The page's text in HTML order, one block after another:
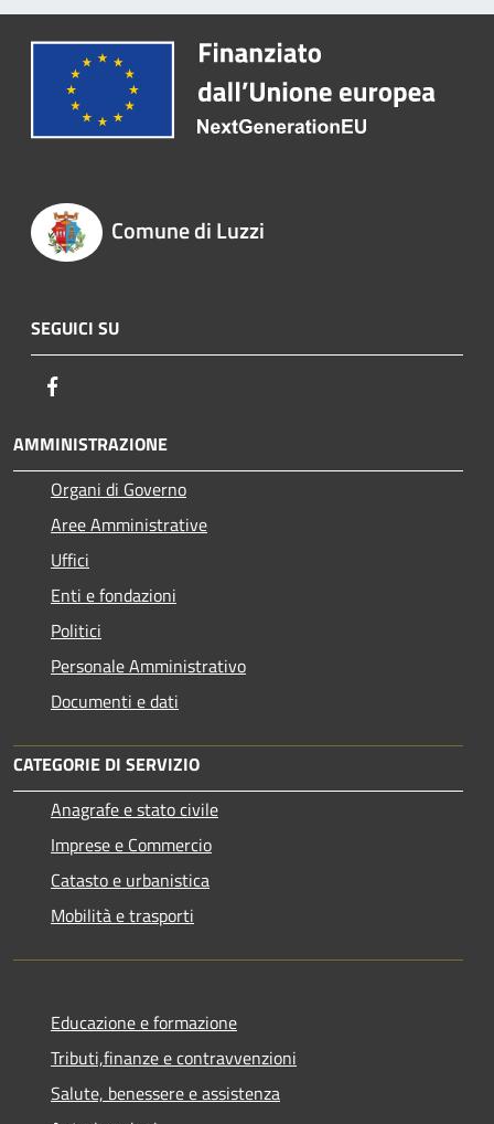
Comune di Luzzi
SEGUICI SU
AMMINISTRAZIONE
Organi di Governo
Aree Amministrative
Uffici
Enti e fondazioni
Politici
Personale Amministrativo
Documenti e dati
CATEGORIE DI SERVIZIO
Anagrafe e stato civile
Imprese e Commercio
Catasto e urbanistica
Mobilità e trasporti
Educazione e formazione
Tributi,finanze e contravvenzioni
Salute, benessere e assistenza